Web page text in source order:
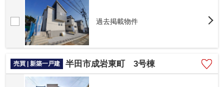
過去掲載物件
売買 | 新築一戸建 半田市成岩東町 3号棟